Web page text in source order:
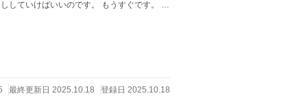
。
最終更新日 2025.10.18 登録日 2025.10.18